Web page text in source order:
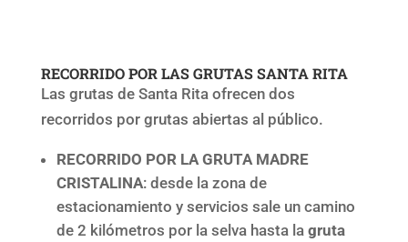
RECORRIDO POR LAS GRUTAS SANTA RITA
Las grutas de Santa Rita ofrecen dos
recorridos por grutas abiertas al público.
RECORRIDO POR LA GRUTA MADRE
CRISTALINA: desde la zona de
estacionamiento y servicios sale un camino
de 2 kilómetros por la selva hasta la gruta